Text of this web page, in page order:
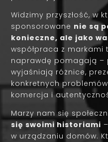
Widzimy przyszłość, w
sponsorowane nie są
konieczne, ale jako
współpraca z markami
naprawdę pomagają –
wyjaśniają różnice,
konkretnych
komercja i
Marzy nam się
się swoimi historiami
w urządzaniu domów.